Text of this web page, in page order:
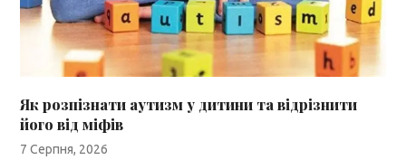
Як розпізнати аутизм у дитини та відрізнити
його від міфів
7 Серпня, 2026